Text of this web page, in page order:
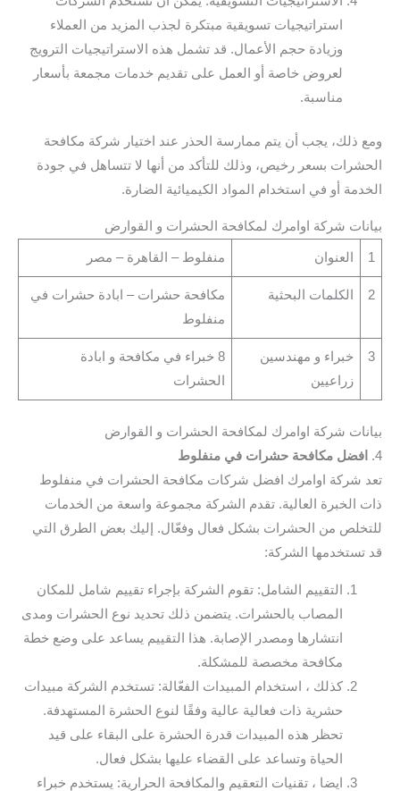
استراتيجيات تسويقية مبتكرة لجذب المزيد من العملاء
وزيادة حجم الأعمال. قد تشمل هذه الاستراتيجيات الترويج
لعروض خاصة أو العمل على تقديم خدمات مجمعة بأسعار
مناسبة.
ومع ذلك، يجب أن يتم ممارسة الحذر عند اختيار شركة مكافحة
الحشرات بسعر رخيص، وذلك للتأكد من أنها لا تتساهل في جودة
الخدمة أو في استخدام المواد الكيميائية الضارة.
بيانات شركة اوامرك لمكافحة الحشرات و القوارض
1 العنوان منفلوط – القاهرة – مصر
2 الكلمات البحثية
مكافحة حشرات – ابادة حشرات في
منفلوط
3
خبراء و مهندسين
زراعيين
8 خبراء في مكافحة و ابادة
الحشرات
بيانات شركة اوامرك لمكافحة الحشرات و القوارض
4.
افضل مكافحة حشرات في منفلوط
تعد شركة اوامرك افضل شركات مكافحة الحشرات في منفلوط
ذات الخبرة العالية. تقدم الشركة مجموعة واسعة من الخدمات
للتخلص من الحشرات بشكل فعال وفعّال. إليك بعض الطرق التي
قد تستخدمها الشركة:
التقييم الشامل: تقوم الشركة بإجراء تقييم شامل للمكان
المصاب بالحشرات. يتضمن ذلك تحديد نوع الحشرات ومدى
انتشارها ومصدر الإصابة. هذا التقييم يساعد على وضع خطة
مكافحة مخصصة للمشكلة.
كذلك ، استخدام المبيدات الفعّالة: تستخدم الشركة مبيدات
حشرية ذات فعالية عالية وفقًا لنوع الحشرة المستهدفة.
تحظر هذه المبيدات قدرة الحشرة على البقاء على قيد
الحياة وتساعد على القضاء عليها بشكل فعال.
ايضا ، تقنيات التعقيم والمكافحة الحرارية: يستخدم خبراء